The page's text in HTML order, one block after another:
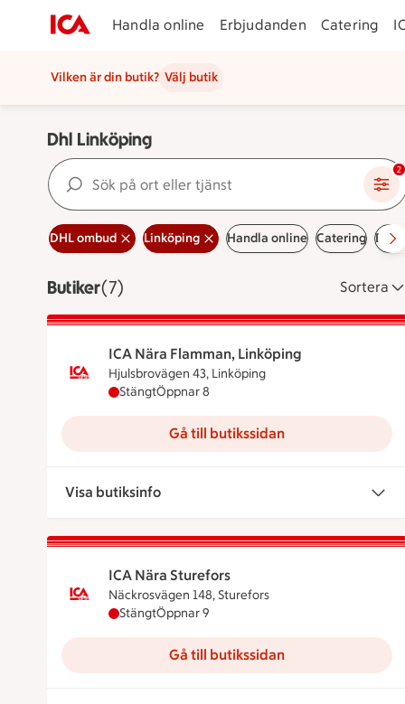
Handla online Erbjudanden Catering
Vilken är din butik? Välj butik
Dhl Linköping
Sök på ort eller tjänst 2
DHL ombud Linköping Handla online Catering
ButikerVisar 7 stycken
(7) Sortera
ICA Nära Flamman, Linköping
Hjulsbrovägen 43, Linköping
ICA Nära Flamman, Linköping har stängt,
StängtÖppnar 8
Gå till butikssidan
Visa butiksinfo
ICA Nära Sturefors
Näckrosvägen 148, Sturefors
ICA Nära Sturefors har stängt, öppnar
StängtÖppnar 9
Gå till butikssidan